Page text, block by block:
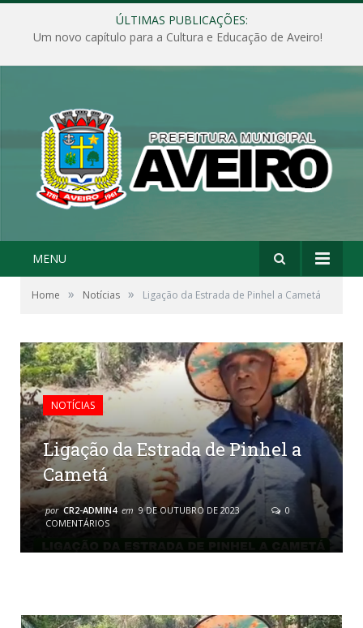
ÚLTIMAS PUBLICAÇÕES:
Um novo capítulo para a Cultura e Educação de Aveiro!
MENU
Home » Notícias » Ligação da Estrada de Pinhel a Cametá
NOTÍCIAS
Ligação da Estrada de Pinhel a
Cametá
por CR2-ADMIN4 em 9 DE OUTUBRO DE 2023
0
COMENTÁRIOS